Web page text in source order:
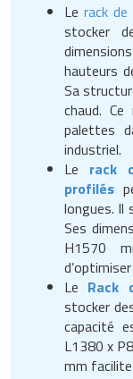
Le rack
stocker
hauteurs
Sa
chaud.
palettes
industriel.
Le rack
profilés
longues. Il
Ses
H1570
Le Rack
stocker
capacité
L1380 x
mm